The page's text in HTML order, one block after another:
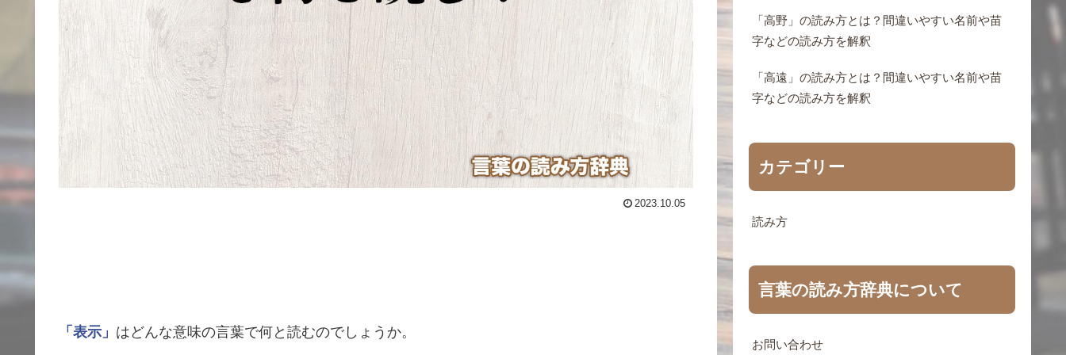
2023.10.05
「表示」 はどんな意味の言葉で何と読むのでしょうか。
「高野」の読み方とは？間違いやすい名前や苗
字などの読み方を解釈
「高遠」の読み方とは？間違いやすい名前や苗
字などの読み方を解釈
カテゴリー
読み方
言葉の読み方辞典について
お問い合わせ